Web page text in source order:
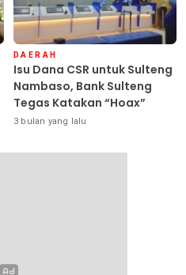
DAERAH
Isu Dana CSR untuk Sulteng
Nambaso, Bank Sulteng
Tegas Katakan “Hoax”
3 bulan yang lalu